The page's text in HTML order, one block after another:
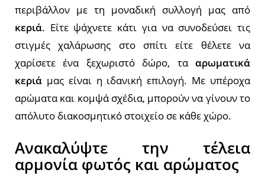
περιβάλλον με τη μοναδική συλλογή μας από
κεριά. Είτε ψάχνετε κάτι για να συνοδεύσει τις
στιγμές χαλάρωσης στο σπίτι είτε θέλετε να
χαρίσετε ένα ξεχωριστό δώρο, τα αρωματικά
κεριά μας είναι η ιδανική επιλογή. Με υπέροχα
αρώματα και κομψά σχέδια, μπορούν να γίνουν το
απόλυτο διακοσμητικό στοιχείο σε κάθε χώρο.
Ανακαλύψτε την τέλεια
αρμονία φωτός και αρώματος